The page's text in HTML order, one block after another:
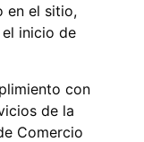
en el sitio,
inicio de
con
de la
Comercio